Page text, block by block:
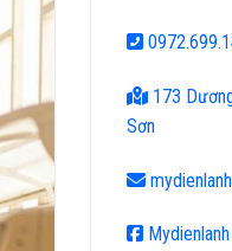
173
Sơn
Mydienlanh